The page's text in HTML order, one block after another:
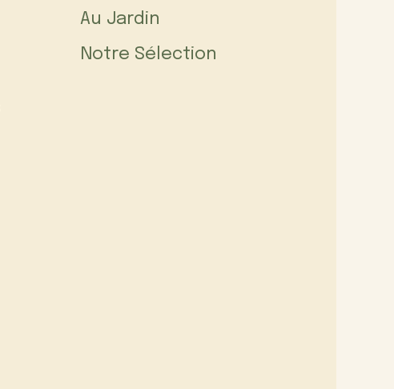
Au Jardin
Notre Sélection